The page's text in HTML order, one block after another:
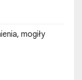
mogiły